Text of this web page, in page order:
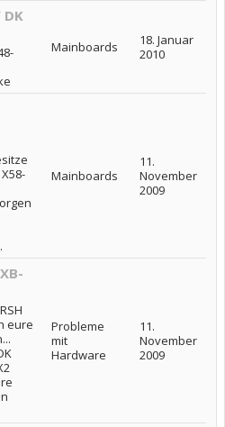
DK
Mainboards
18. Januar
2010
Mainboards
11.
November
2009
eure
Probleme
mit
Hardware
11.
November
2009